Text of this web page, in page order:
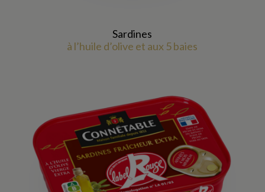
Sardines
à l’huile d’olive et aux 5 baies